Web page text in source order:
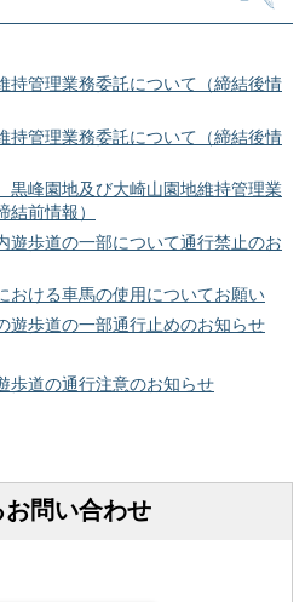
持管理業務委託について（締結後情
持管理業務委託について（締結後情
黒峰園地及び大崎山園地維持管理業
前情報）
遊歩道の一部について通行禁止のお
おける車馬の使用についてお願い
遊歩道の一部通行止めのお知らせ
歩道の通行注意のお知らせ
問い合わせ